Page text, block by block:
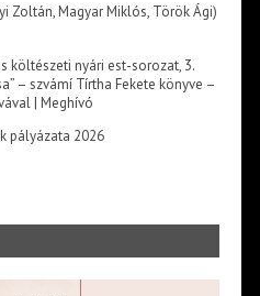
Zoltán, Magyar Miklós, Török Ági)
költészeti nyári est-sorozat, 3.
– szvámí Tírtha Fekete könyve –
| Meghívó
pályázata 2026